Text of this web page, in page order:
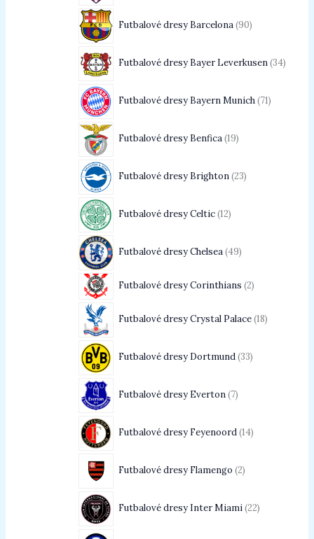
Futbalové dresy Barcelona 90
Futbalové dresy Bayer Leverkusen 34
Futbalové dresy Bayern Munich 71
Futbalové dresy Benfica 19
Futbalové dresy Brighton 23
Futbalové dresy Celtic 12
Futbalové dresy Chelsea 49
Futbalové dresy Corinthians 2
Futbalové dresy Crystal Palace 18
Futbalové dresy Dortmund 33
Futbalové dresy Everton 7
Futbalové dresy Feyenoord 14
Futbalové dresy Flamengo 2
Futbalové dresy Inter Miami 22